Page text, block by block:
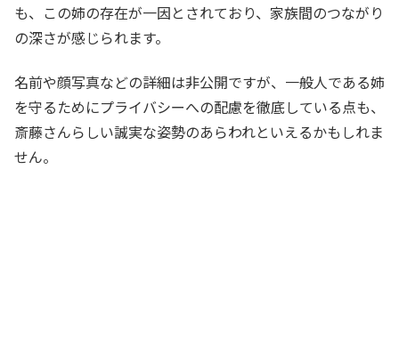
も、この姉の存在が一因とされており、家族間のつながり
の深さが感じられます。
名前や顔写真などの詳細は非公開ですが、一般人である姉
を守るためにプライバシーへの配慮を徹底している点も、
斎藤さんらしい誠実な姿勢のあらわれといえるかもしれま
せん。